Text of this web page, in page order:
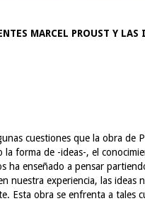
MARCEL PROUST Y LAS
cuestiones que la obra de
forma de -ideas-, el
ha enseñado a pensar
nuestra experiencia, las ideas
Esta obra se enfrenta a tales